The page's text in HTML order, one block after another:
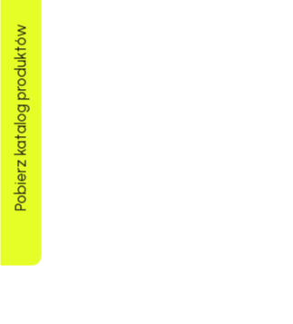
Pobierz katalog produktów